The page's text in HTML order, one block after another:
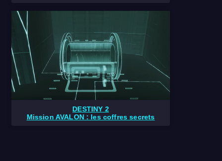
DESTINY 2
Mission AVALON : les coffres secrets